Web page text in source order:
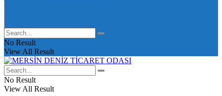
No Result
View All Result
No Result
View All Result